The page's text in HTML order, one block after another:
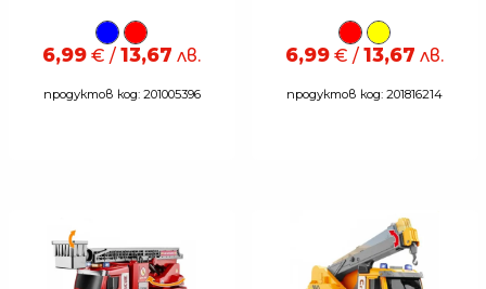
6,99 € / 13,67 лв.
продуктов код: 201005396
6,99 € / 13,67 лв.
продуктов код: 201816214